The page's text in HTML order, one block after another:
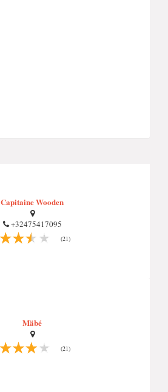
Capitaine Wooden
+32475417095
(21)
Mäbé
(21)